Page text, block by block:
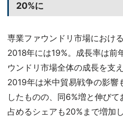
20%に
専業ファウンドリ市場におけ
2018年には19%。成長率は前
ウンドリ市場全体の成長を支
2019年は米中貿易戦争の影響
したものの、同6%増と伸び
占めるシェアも20%まで増加